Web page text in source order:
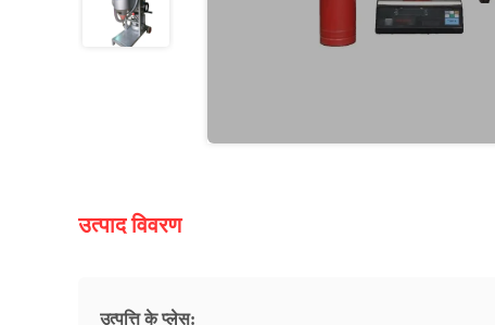
उत्पाद विवरण
उत्पत्ति के प्लेस: